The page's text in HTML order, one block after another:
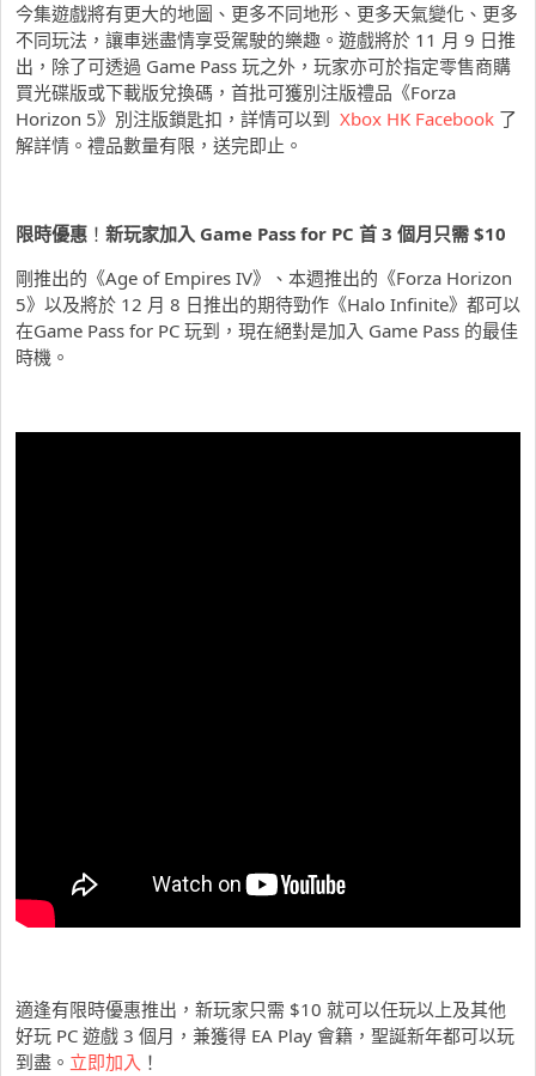
今集遊戲將有更大的地圖、更多不同地形、更多天氣變化、更多
不同玩法，讓車迷盡情享受駕駛的樂趣。遊戲將於 11 月 9 日推
出，除了可透過 Game Pass 玩之外，玩家亦可於指定零售商購
買光碟版或下載版兌換碼，首批可獲別注版禮品《Forza
Horizon 5》別注版鎖匙扣，詳情可以到 Xbox HK Facebook 了
解詳情。禮品數量有限，送完即止。
限時優惠 ！ 新玩家加入 Game Pass for PC 首 3 個月只需 $10
剛推出的《Age of Empires IV》、本週推出的《Forza Horizon
5》以及將於 12 月 8 日推出的期待勁作《Halo Infinite》都可以
在Game Pass for PC 玩到，現在絕對是加入 Game Pass 的最佳
時機。
適逢有限時優惠推出，新玩家只需 $10 就可以任玩以上及其他
好玩 PC 遊戲 3 個月，兼獲得 EA Play 會籍，聖誕新年都可以玩
到盡。 立即加入 ！